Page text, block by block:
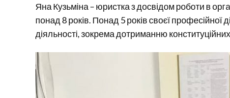
Яна Кузьміна – юристка з досвідом роботи в
понад 8 років. Понад 5 років своєї професійної
діяльності, зокрема дотриманню